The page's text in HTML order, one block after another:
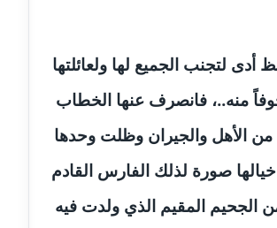
حسين درمشاكي
عاملة
حلا عادل
حنان الهواري
أدى لتجنب الجميع لها ولعائلتها
منه..، فانصرف عنها الخطاب
الأهل والجيران وظلت وحدها
صورة لذلك الفارس القادم
الجحيم المقيم الذي ولدت فيه